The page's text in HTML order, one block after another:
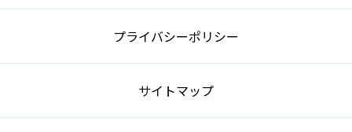
プライバシーポリシー
サイトマップ